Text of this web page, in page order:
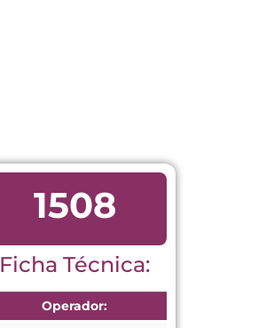
1508
Ficha Técnica:
Operador: